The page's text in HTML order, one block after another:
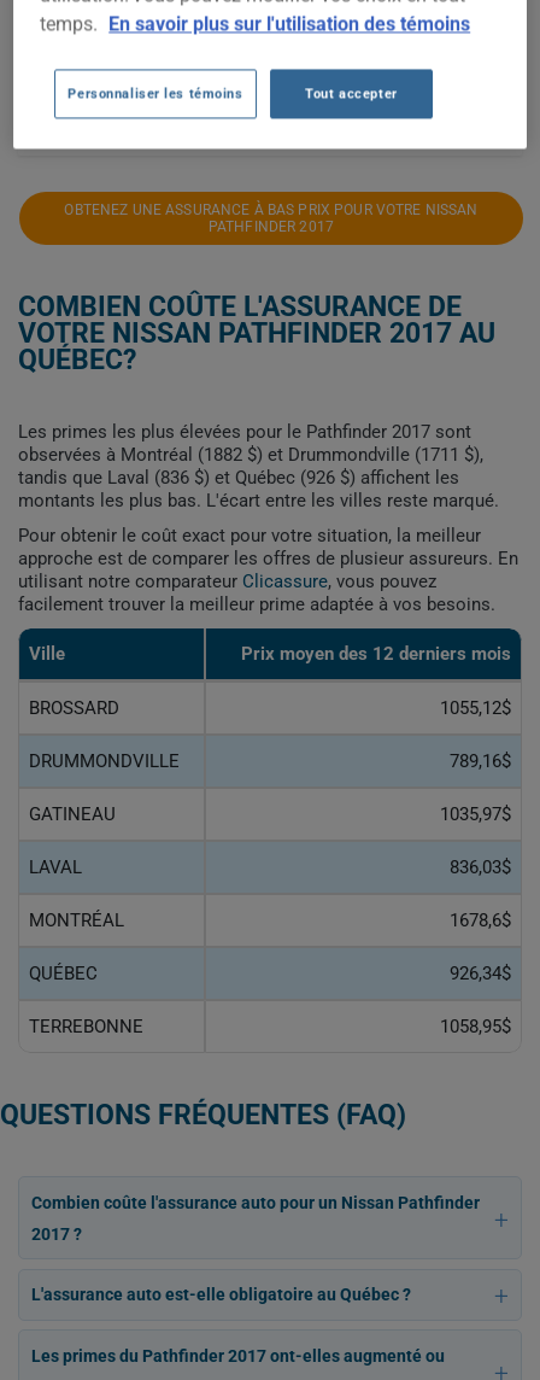
2021 2022 2023 2024 2025
1 100$
OBTENEZ UNE ASSURANCE À BAS PRIX POUR VOTRE NISSAN
PATHFINDER 2017
COMBIEN COÛTE L'ASSURANCE DE
VOTRE NISSAN PATHFINDER 2017 AU
QUÉBEC?
Les primes les plus élevées pour le Pathfinder 2017 sont
observées à Montréal (1882 $) et Drummondville (1711 $),
tandis que Laval (836 $) et Québec (926 $) affichent les
montants les plus bas. L'écart entre les villes reste marqué.
Pour obtenir le coût exact pour votre situation, la meilleur
approche est de comparer les offres de plusieur assureurs. En
utilisant notre comparateur Clicassure, vous pouvez
facilement trouver la meilleur prime adaptée à vos besoins.
Ville Prix ​​moyen des 12 derniers mois
BROSSARD 1055,12$
DRUMMONDVILLE 789,16$
GATINEAU 1035,97$
LAVAL 836,03$
MONTRÉAL 1678,6$
QUÉBEC 926,34$
TERREBONNE 1058,95$
QUESTIONS FRÉQUENTES (FAQ)
Combien coûte l'assurance auto pour un Nissan Pathfinder
2017 ?
L'assurance auto est-elle obligatoire au Québec ?
Les primes du Pathfinder 2017 ont-elles augmenté ou
temps. En savoir plus sur l'utilisation des témoins
Personnaliser les témoins Tout accepter